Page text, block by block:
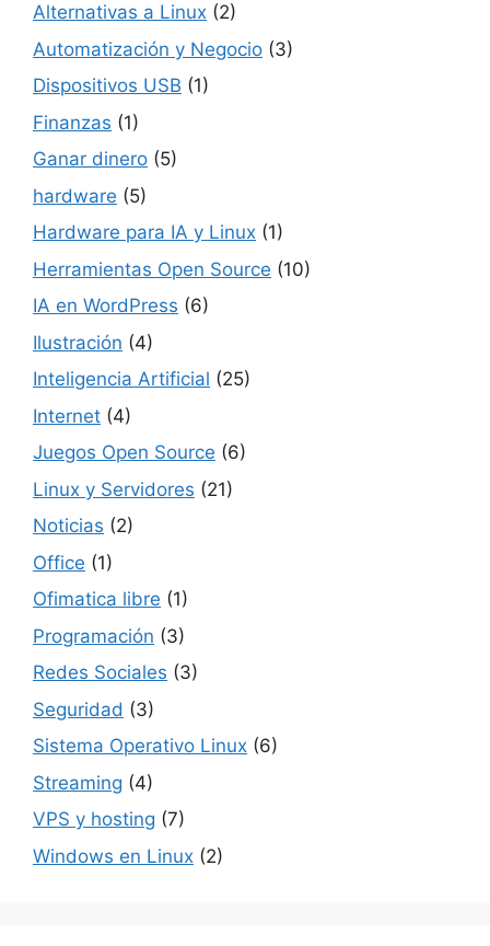
Alternativas a Linux (2)
Automatización y Negocio (3)
Dispositivos USB (1)
Finanzas (1)
Ganar dinero (5)
hardware (5)
Hardware para IA y Linux (1)
Herramientas Open Source (10)
IA en WordPress (6)
Ilustración (4)
Inteligencia Artificial (25)
Internet (4)
Juegos Open Source (6)
Linux y Servidores (21)
Noticias (2)
Office (1)
Ofimatica libre (1)
Programación (3)
Redes Sociales (3)
Seguridad (3)
Sistema Operativo Linux (6)
Streaming (4)
VPS y hosting (7)
Windows en Linux (2)